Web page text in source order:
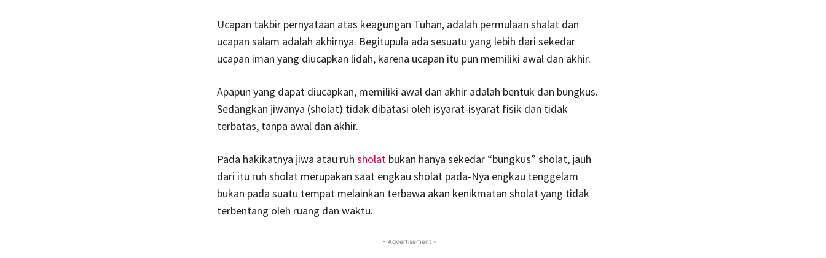
Ucapan takbir pernyataan atas keagungan Tuhan, adalah permulaan shalat dan
ucapan salam adalah akhirnya. Begitupula ada sesuatu yang lebih dari sekedar
ucapan iman yang diucapkan lidah, karena ucapan itu pun memiliki awal dan akhir.
Apapun yang dapat diucapkan, memiliki awal dan akhir adalah bentuk dan bungkus.
Sedangkan jiwanya (sholat) tidak dibatasi oleh isyarat-isyarat fisik dan tidak
terbatas, tanpa awal dan akhir.
Pada hakikatnya jiwa atau ruh sholatbukan hanya sekedar “bungkus” sholat, jauh
dari itu ruh sholat merupakan saat engkau sholat pada-Nya engkau tenggelam
bukan pada suatu tempat melainkan terbawa akan kenikmatan sholat yang tidak
terbentang oleh ruang dan waktu.
- Advertisement -